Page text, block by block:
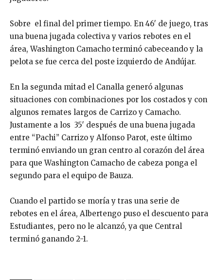
Sobre el final del primer tiempo. En 46′ de juego, tras
una buena jugada colectiva y varios rebotes en el
área, Washington Camacho terminó cabeceando y la
pelota se fue cerca del poste izquierdo de Andújar.
En la segunda mitad el Canalla generó algunas
situaciones con combinaciones por los costados y con
algunos remates largos de Carrizo y Camacho.
Justamente a los 35′ después de una buena jugada
entre “Pachi” Carrizo y Alfonso Parot, este último
terminó enviando un gran centro al corazón del área
para que Washington Camacho de cabeza ponga el
segundo para el equipo de Bauza.
Cuando el partido se moría y tras una serie de
rebotes en el área, Albertengo puso el descuento para
Estudiantes, pero no le alcanzó, ya que Central
terminó ganando 2-1.